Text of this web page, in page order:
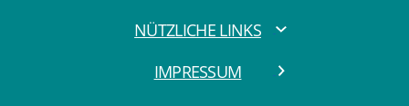
NÜTZLICHE LINKS
IMPRESSUM